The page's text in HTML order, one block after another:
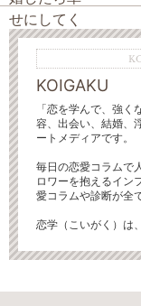
KOIGAKU
「恋を学んで、強
容、出会い、結婚、
ートメディアです。
毎日の恋愛コラムで
ロワーを抱えるイン
愛コラムや診断が全
恋学（こいがく）は